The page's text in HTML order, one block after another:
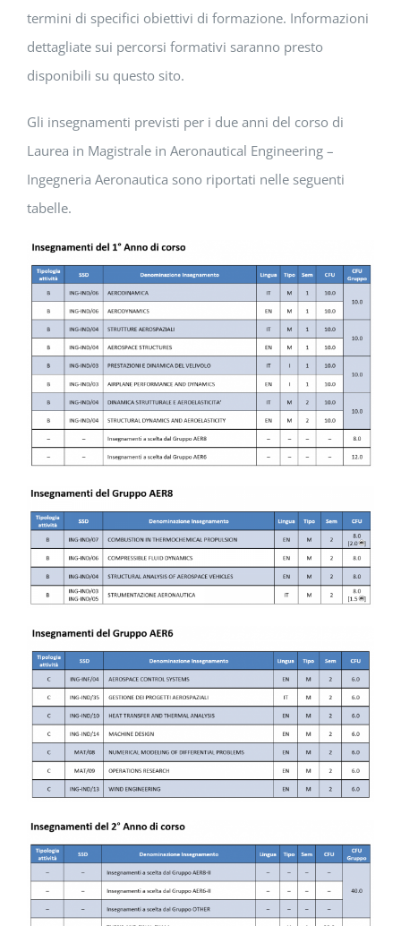
termini di specifici obiettivi di formazione. Informazioni
dettagliate sui percorsi formativi saranno presto
disponibili su questo sito.
Gli insegnamenti previsti per i due anni del corso di
Laurea in Magistrale in Aeronautical Engineering –
Ingegneria Aeronautica sono riportati nelle seguenti
tabelle.